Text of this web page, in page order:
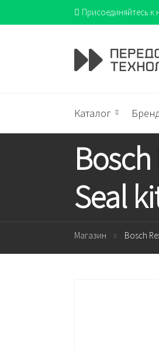
Присоединяйтесь к
Каталог
Seal
Магазин Bosch